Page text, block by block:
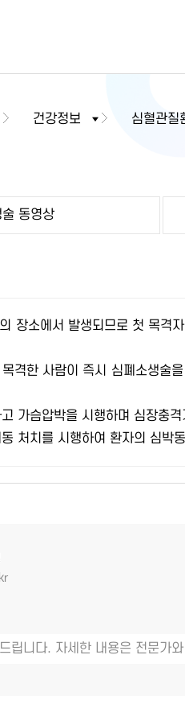
건강정보 심혈관질
동영상
소에서 발생되므로 첫 목격
한 사람이 즉시 심폐소생술
가슴압박을 시행하며 심장충
처치를 시행하여 환자의 심박
립니다. 자세한 내용은 전문가